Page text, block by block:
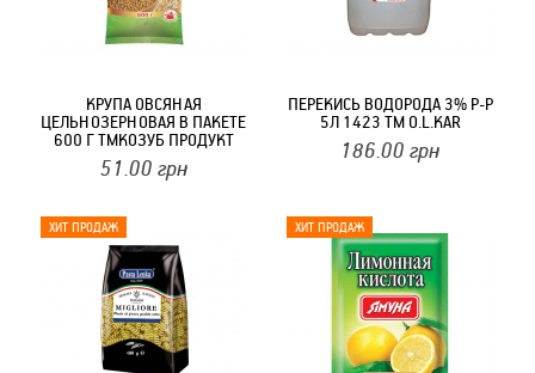
КРУПА ОВСЯНАЯ
ЦЕЛЬНОЗЕРНОВАЯ В ПАКЕТЕ
600 Г ТМКОЗУБ ПРОДУКТ
51.00 грн
ПЕРЕКИСЬ ВОДОРОДА 3% Р-Р
5Л 1423 ТМ O.L.KAR
186.00 грн